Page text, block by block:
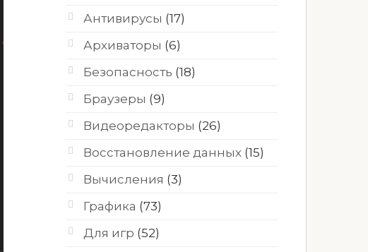
Антивирусы (17)
Архиваторы (6)
Безопасность (18)
Браузеры (9)
Видеоредакторы (26)
Восстановление данных (15)
Вычисления (3)
Графика (73)
Для игр (52)